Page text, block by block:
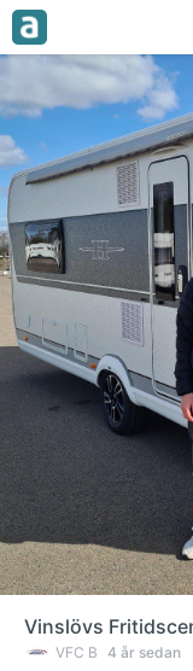
Vinslövs
VFC B 4 år sedan